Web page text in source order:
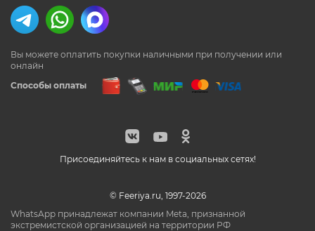
Присоединяйтесь к нам в социальных сетях!
© Feeriya.ru, 1997-2026
Способы оплаты
Вы можете оплатить покупки наличными при получении или
онлайн
WhatsApp принадлежат компании Meta, признанной
экстремистской организацией на территории РФ